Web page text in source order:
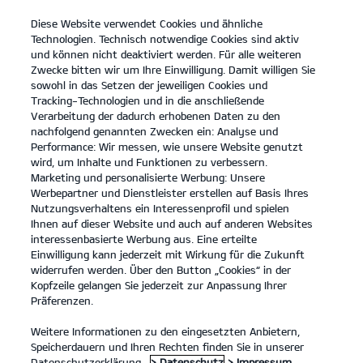
open
menu
KONTAKT
... ANGEBOTE
KIA SERVICEANGEBOTE
Angebote
Unsere Service Angebote.
Wir haben eine Reihe von Service Angeboten für Kia Besitzer,
Diese Website verwendet Cookies und ähnliche
Technologien. Technisch notwendige Cookies sind aktiv
und können nicht deaktiviert werden. Für alle weiteren
Zwecke bitten wir um Ihre Einwilligung. Damit willigen Sie
sowohl in das Setzen der jeweiligen Cookies und
Tracking-Technologien und in die anschließende
Verarbeitung der dadurch erhobenen Daten zu den
nachfolgend genannten Zwecken ein: Analyse und
Performance: Wir messen, wie unsere Website genutzt
wird, um Inhalte und Funktionen zu verbessern.
Marketing und personalisierte Werbung: Unsere
Werbepartner und Dienstleister erstellen auf Basis Ihres
Nutzungsverhaltens ein Interessenprofil und spielen
Ihnen auf dieser Website und auch auf anderen Websites
interessenbasierte Werbung aus. Eine erteilte
Einwilligung kann jederzeit mit Wirkung für die Zukunft
widerrufen werden. Über den Button „Cookies“ in der
Kopfzeile gelangen Sie jederzeit zur Anpassung Ihrer
Präferenzen.
Weitere Informationen zu den eingesetzten Anbietern,
Speicherdauern und Ihren Rechten finden Sie in unserer